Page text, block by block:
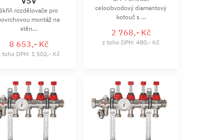
rozdělovače pro
montáž na
stěn...
8 653,- Kč
toho DPH: 1 502,- Kč
celoobvodový diamantový
kotouč s ...
2 768,- Kč
z toho DPH: 480,- Kč